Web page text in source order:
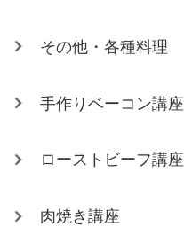
その他・各種料理
手作りベーコン講座
ローストビーフ講座
肉焼き講座